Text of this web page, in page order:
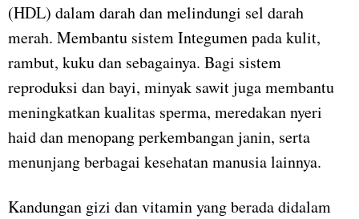
(HDL) dalam darah dan melindungi sel darah
merah. Membantu sistem Integumen pada kulit,
rambut, kuku dan sebagainya. Bagi sistem
reproduksi dan bayi, minyak sawit juga membantu
meningkatkan kualitas sperma, meredakan nyeri
haid dan menopang perkembangan janin, serta
menunjang berbagai kesehatan manusia lainnya.
Kandungan gizi dan vitamin yang berada didalam